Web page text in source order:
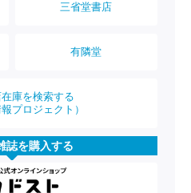
三省堂書店
有隣堂
庫を検索する
プロジェクト）
誌を購入する